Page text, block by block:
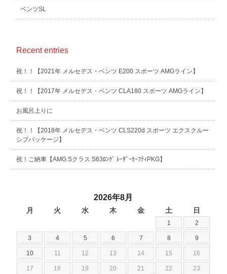
ベンツSL
Recent entries
祝！！【2021年 メルセデス・ベンツ E200 スポーツ AMGライン】
祝！！【2017年 メルセデス・ベンツ CLA180 スポーツ AMGライン】
お風呂上りに
祝！！【2018年 メルセデス・ベンツ CLS220d スポーツ エクスクルー
シブパッケージ】
祝！ご納車【AMG Sクラス S63ﾛﾝｸﾞ ﾚｰﾀﾞｰｾｰﾌﾃｨPKG】
2026年8月
月 火 水 木 金 土 日
1 2
3 4 5 6 7 8 9
10 11 12 13 14 15 16
17 18 19 20 21 22 23